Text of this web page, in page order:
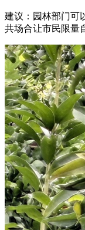
建议：园林部门可
共场合让市民限量